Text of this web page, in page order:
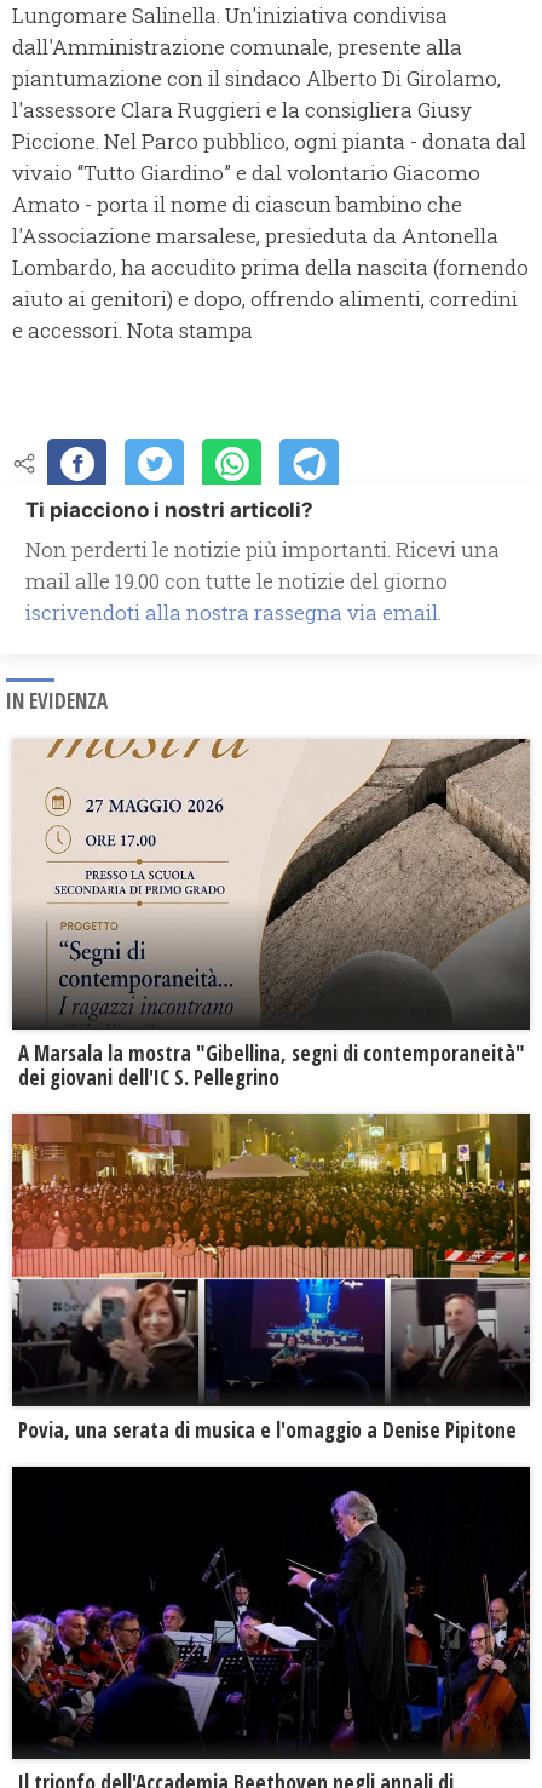
Lungomare Salinella. Un'iniziativa condivisa
dall'Amministrazione comunale, presente alla
piantumazione con il sindaco Alberto Di Girolamo,
l'assessore Clara Ruggieri e la consigliera Giusy
Piccione. Nel Parco pubblico, ogni pianta - donata dal
vivaio “Tutto Giardino” e dal volontario Giacomo
Amato - porta il nome di ciascun bambino che
l'Associazione marsalese, presieduta da Antonella
Lombardo, ha accudito prima della nascita (fornendo
aiuto ai genitori) e dopo, offrendo alimenti, corredini
e accessori. Nota stampa
Ti piacciono i nostri articoli?
Non perderti le notizie più importanti. Ricevi una
mail alle 19.00 con tutte le notizie del giorno
iscrivendoti alla nostra rassegna via email.
IN EVIDENZA
A Marsala la mostra "Gibellina, segni di contemporaneità"
dei giovani dell'IC S. Pellegrino
Povia, una serata di musica e l'omaggio a Denise Pipitone
Il trionfo dell'Accademia Beethoven negli annali di